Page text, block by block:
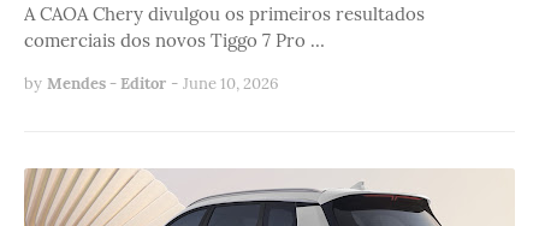
A CAOA Chery divulgou os primeiros resultados
comerciais dos novos Tiggo 7 Pro …
by Mendes - Editor - June 10, 2026